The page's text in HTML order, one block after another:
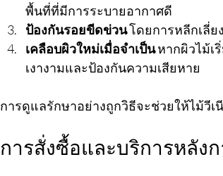
พื้นที่ที่มีการระบายอากาศดี
ป้องกันรอยขีดข่วน โดยการหลีกเลี่ย
เคลือบผิวใหม่เมื่อจำเป็น หากผิวไม้เ
เงางามและป้องกันความเสียหาย
การดูแลรักษาอย่างถูกวิธีจะช่วยให้ไม้วี
การสั่งซื้อและบริการหลัง